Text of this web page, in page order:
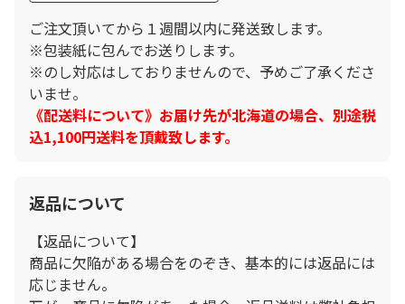
ご注文頂いてから１週間以内に発送致します。
※包装紙に包んでお送りします。
※のし対応はしておりませんので、予めご了承くださ
いませ。
《配送料について》お届け先が北海道の場合、別途税
込1,100円送料を頂戴致します。
返品について
【返品について】
商品に欠陥がある場合をのぞき、基本的には返品には
応じません。